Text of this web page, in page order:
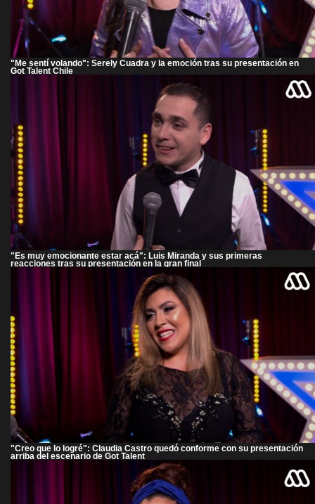
"Me sentí volando": Serely Cuadra y la emoción tras su presentación en
Got Talent Chile
"Es muy emocionante estar acá": Luis Miranda y sus primeras
reacciones tras su presentación en la gran final
"Creo que lo logré": Claudia Castro quedó conforme con su presentación
arriba del escenario de Got Talent